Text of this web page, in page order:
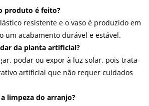
produto é feito?
resistente e o vaso é produzido em
um acabamento durável e estável.
da planta artificial?
podar ou expor à luz solar, pois trata-
artificial que não requer cuidados
limpeza do arranjo?